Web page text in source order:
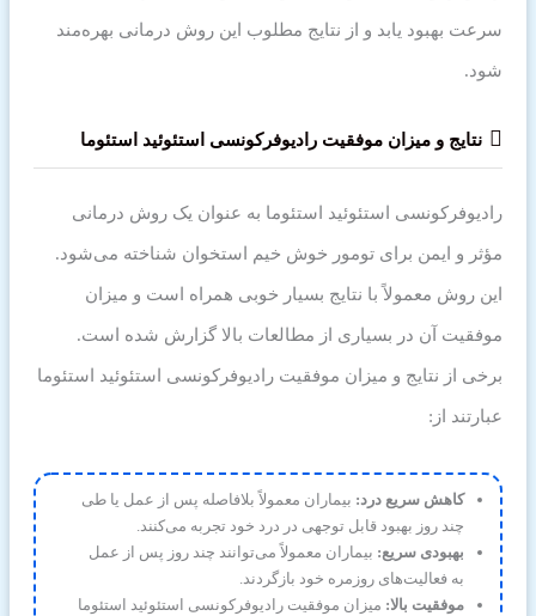
سرعت بهبود یابد و از نتایج مطلوب این روش درمانی بهره‌مند
شود.
نتایج و میزان موفقیت رادیوفرکونسی استئوئید استئوما
رادیوفرکونسی استئوئید استئوما به عنوان یک روش درمانی
مؤثر و ایمن برای تومور خوش خیم استخوان شناخته می‌شود.
این روش معمولاً با نتایج بسیار خوبی همراه است و میزان
موفقیت آن در بسیاری از مطالعات بالا گزارش شده است.
برخی از نتایج و میزان موفقیت رادیوفرکونسی استئوئید استئوما
عبارتند از:
کاهش سریع درد: بیماران معمولاً بلافاصله پس از عمل یا طی
چند روز بهبود قابل توجهی در درد خود تجربه می‌کنند.
بهبودی سریع: بیماران معمولاً می‌توانند چند روز پس از عمل
به فعالیت‌های روزمره خود بازگردند.
موفقیت بالا: میزان موفقیت رادیوفرکونسی استئوئید استئوما